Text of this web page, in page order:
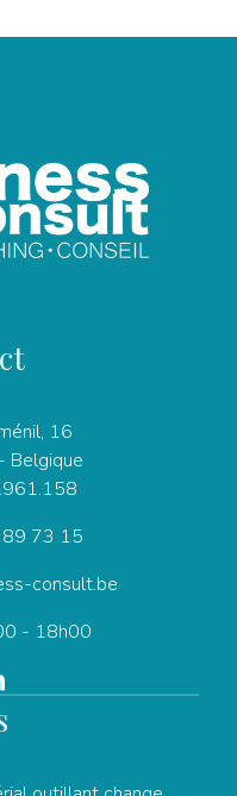
16
Belgique
73 15
consult.be
- 18h00